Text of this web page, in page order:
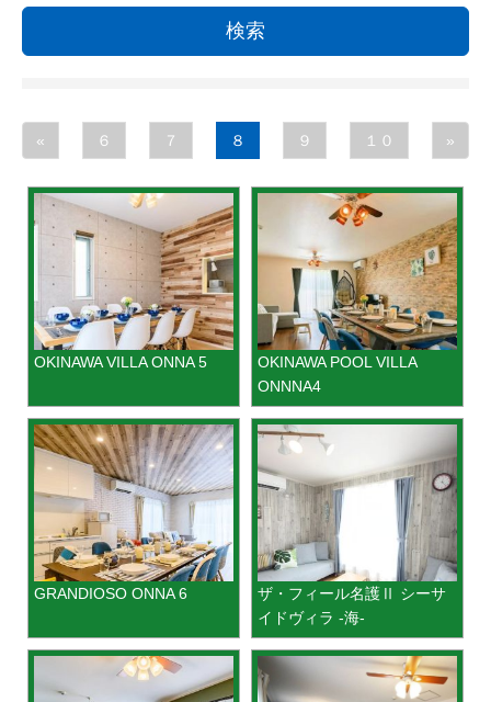
検索
« ６ ７ ８ ９ １０ »
OKINAWA VILLA ONNA 5
OKINAWA POOL VILLA
ONNNA4
GRANDIOSO ONNA 6
ザ・フィール名護Ⅱ シーサ
イドヴィラ -海-